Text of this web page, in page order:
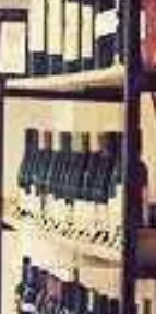
Afin de
apporter le
des cookies
visiteurs,
Nos politique